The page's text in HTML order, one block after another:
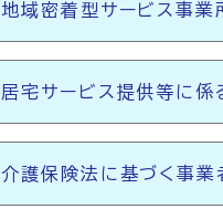
地域密着型サービス事
居宅サービス提供等に係
介護保険法に基づく事業